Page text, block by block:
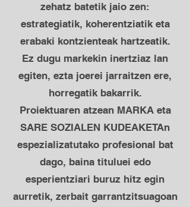
zehatz batetik jaio zen:
estrategiatik, koherentziatik eta
erabaki kontzienteak hartzeatik.
Ez dugu markekin inertziaz lan
egiten, ezta joerei jarraitzen ere,
horregatik bakarrik.
Proiektuaren atzean MARKA eta
SARE SOZIALEN KUDEAKETAn
espezializatutako profesional bat
dago, baina tituluei edo
esperientziari buruz hitz egin
aurretik, zerbait garrantzitsuagoan